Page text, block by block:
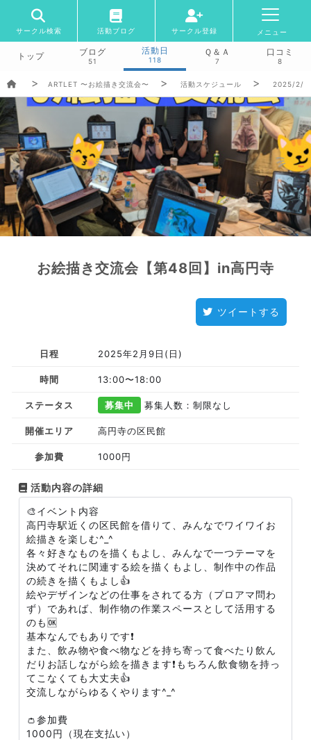
サークル検索 活動ブログ サークル登録 メニュー
トップ ブログ
51
活動日
118
Ｑ＆Ａ
7
口コミ
8
ARTLET 〜お絵描き交流会〜 活動スケジュール 2025/2/
お絵描き交流会【第48回】in高円寺
ツイートする
日程 2025年2月9日(日)
時間 13:00〜18:00
ステータス 募集中 募集人数：制限なし
開催エリア 高円寺の区民館
参加費 1000円
活動内容の詳細
🎨イベント内容
高円寺駅近くの区民館を借りて、みんなでワイワイお
絵描きを楽しむ^_^
各々好きなものを描くもよし、みんなで一つテーマを
決めてそれに関連する絵を描くもよし、制作中の作品
の続きを描くもよし👍
絵やデザインなどの仕事をされてる方（プロアマ問わ
ず）であれば、制作物の作業スペースとして活用する
のも🆗
基本なんでもありです❗
また、飲み物や食べ物などを持ち寄って食べたり飲ん
だりお話しながら絵を描きます❗もちろん飲食物を持っ
てこなくても大丈夫👍
交流しながらゆるくやります^_^
👛参加費
1000円（現在支払い）